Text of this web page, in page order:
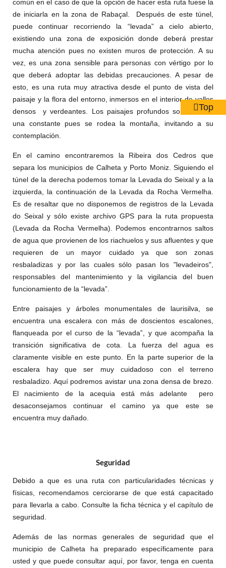
común en el caso de que la opción de hacer esta ruta fuese la
de iniciarla en la zona de Rabaçal. Después de este túnel,
puede continuar recorriendo la “levada” a cielo abierto,
existiendo una zona de exposición donde deberá prestar
mucha atención pues no existen muros de protección. A su
vez, es una zona sensible para personas con vértigo por lo
que deberá adoptar las debidas precauciones. A pesar de
esto, es una ruta muy atractiva desde el punto de vista del
paisaje y la flora del entorno, inmersos en el interior de valles
densosy verdeantes. Los paisajes profundos son también
una constante pues se rodea la montaña, invitando a su
contemplación.
En el camino encontraremos la Ribeira dos Cedros que
separa los municipios de Calheta y Porto Moniz. Siguiendo el
túnel de la derecha podemos tomar la Levada do Seixal y a la
izquierda, la continuación de la Levada da Rocha Vermelha.
Es de resaltar que no disponemos de registros de la Levada
do Seixal y sólo existe archivo GPS para la ruta propuesta
(Levada da Rocha Vermelha). Podemos encontrarnos saltos
de agua que provienen de los riachuelos y sus afluentes y que
requieren de un mayor cuidado ya que son zonas
resbaladizas y por las cuales sólo pasan los "levadeiros",
responsables del mantenimiento y la vigilancia del buen
funcionamiento de la “levada”.
Entre paisajes y árboles monumentales de laurisilva, se
encuentra una escalera con más de doscientos escalones,
flanqueada por el curso de la “levada”, y que acompaña la
transición significativa de cota. La fuerza del agua es
claramente visible en este punto. En la parte superior de la
escalera hay que ser muy cuidadoso con el terreno
resbaladizo. Aquí podremos avistar una zona densa de brezo.
El nacimiento de la acequia está más adelante pero
desaconsejamos continuar el camino ya que este se
encuentra muy dañado
Seguridad
Debido a que es una ruta con particularidades técnicas y
físicas, recomendamos cerciorarse de que está capacitado
para llevarla a cabo. Consulte la ficha técnica y el capítulo de
seguridad.
Además de las normas generales de seguridad que el
municipio de Calheta ha preparado específicamente para
usted y que puede consultar aquí, por favor, tenga en cuenta
Top